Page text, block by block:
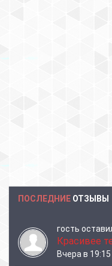
ПОСЛЕДНИЕ ОТЗЫВЫ
гость
Красивее
Вчера в 19:15